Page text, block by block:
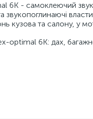
6К - самоклеючий
звукопоглинаючі
кузова та салону, у
optimal 6К: дах,